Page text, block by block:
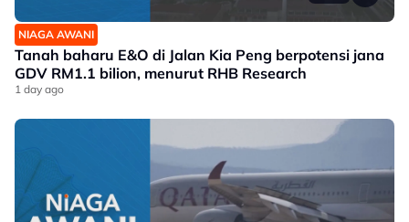
NIAGA AWANI
Tanah baharu E&O di Jalan Kia Peng berpotensi jana
GDV RM1.1 bilion, menurut RHB Research
1 day ago